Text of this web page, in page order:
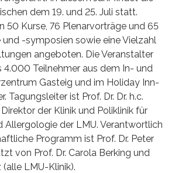
dem 19. und 25. Juli statt.
50 Kurse, 76 Plenarvorträge und 65
und -symposien sowie eine Vielzahl
angeboten. Die Veranstalter
4.000 Teilnehmer aus dem In- und
Gasteig und im Holiday Inn-
Tagungsleiter ist Prof. Dr. Dr. h.c.
der Klinik und Poliklinik für
Allergologie der LMU. Verantwortlich
Programm ist Prof. Dr. Peter
von Prof. Dr. Carola Berking und
(alle LMU-Klinik).